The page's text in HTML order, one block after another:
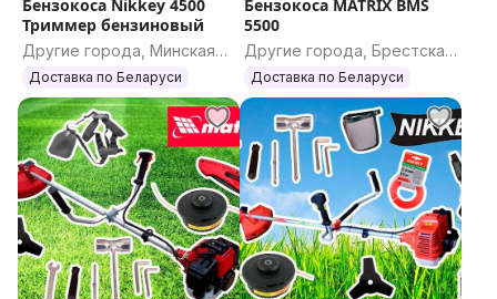
Бензокоса Nikkey 4500
Триммер бензиновый
Другие города, Минская
область
Доставка по Беларуси
Бензокоса MATRIX BMS
5500
Другие города, Брестская
область
Доставка по Беларуси